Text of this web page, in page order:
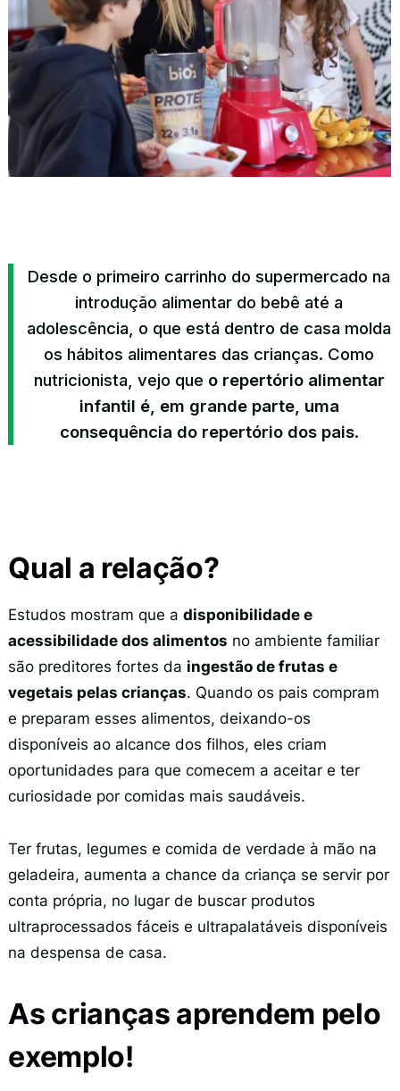
Desde o primeiro carrinho do supermercado na
introdução alimentar do bebê até a
adolescência, o que está dentro de casa molda
os hábitos alimentares das crianças. Como
nutricionista, vejo que o repertório alimentar
infantil é, em grande parte, uma
consequência do repertório dos pais.
Qual a relação?
Estudos mostram que adisponibilidade e
acessibilidade dos alimentos no ambiente familiar
são preditores fortes da ingestão de frutas e
vegetais pelas crianças. Quando os pais compram
e preparam esses alimentos, deixando-os
disponíveis ao alcance dos filhos, eles criam
oportunidades para que comecem a aceitar e ter
curiosidade por comidas mais saudáveis.
Ter frutas, legumes e comida de verdade à mão na
geladeira, aumenta a chance da criança se servir por
conta própria, no lugar de buscar produtos
ultraprocessados fáceis e ultrapalatáveis disponíveis
na despensa de casa.
As crianças aprendem pelo
exemplo!